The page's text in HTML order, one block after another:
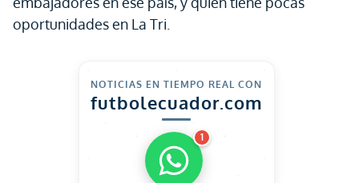
oportunidades en La Tri.
NOTICIAS EN TIEMPO REAL CON
futbolecuador.com
1